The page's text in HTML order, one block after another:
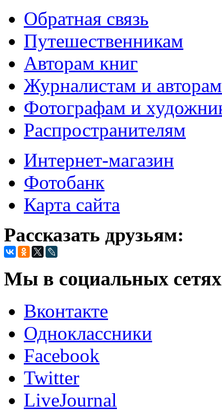
Обратная связь
Путешественникам
Авторам книг
Журналистам и авторам
Фотографам и
Распространителям
Интернет-магазин
Фотобанк
Карта сайта
Рассказать друзьям:
Мы в социальных
Вконтакте
Одноклассники
Facebook
Twitter
LiveJournal